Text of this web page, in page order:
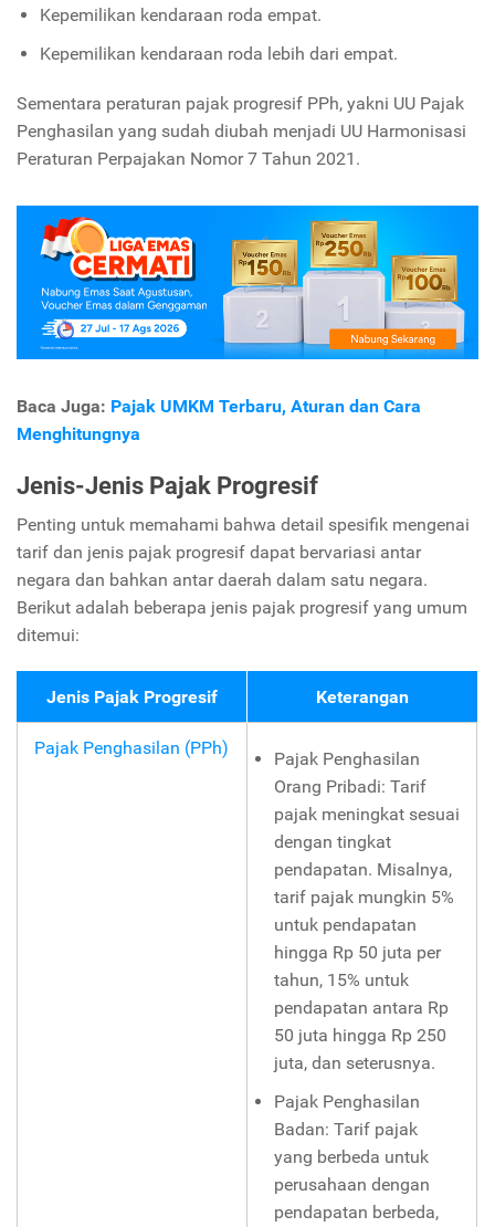
Kepemilikan kendaraan roda empat.
Kepemilikan kendaraan roda lebih dari empat.
Sementara peraturan pajak progresif PPh, yakni UU Pajak
Penghasilan yang sudah diubah menjadi UU Harmonisasi
Peraturan Perpajakan Nomor 7 Tahun 2021.
Baca Juga: Pajak UMKM Terbaru, Aturan dan Cara
Menghitungnya
Jenis-Jenis Pajak Progresif
Penting untuk memahami bahwa detail spesifik mengenai
tarif dan jenis pajak progresif dapat bervariasi antar
negara dan bahkan antar daerah dalam satu negara.
Berikut adalah beberapa jenis pajak progresif yang umum
ditemui:
Jenis Pajak Progresif Keterangan
Pajak Penghasilan (PPh)
Pajak Penghasilan
Orang Pribadi: Tarif
pajak meningkat sesuai
dengan tingkat
pendapatan. Misalnya,
tarif pajak mungkin 5%
untuk pendapatan
hingga Rp 50 juta per
tahun, 15% untuk
pendapatan antara Rp
50 juta hingga Rp 250
juta, dan seterusnya.
Pajak Penghasilan
Badan: Tarif pajak
yang berbeda untuk
perusahaan dengan
pendapatan berbeda,